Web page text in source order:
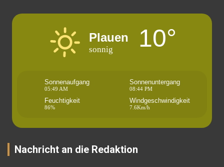
Plauen
sonnig 10°
Sonnenaufgang
05:49 AM
Sonnenuntergang
08:44 PM
Feuchtigkeit
86%
Windgeschwindigkeit
7.6Km/h
Nachricht an die Redaktion